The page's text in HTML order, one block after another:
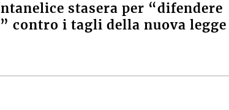
stasera per “difendere
contro i tagli della nuova legge